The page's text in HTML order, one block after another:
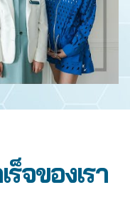
ร็จของเรา